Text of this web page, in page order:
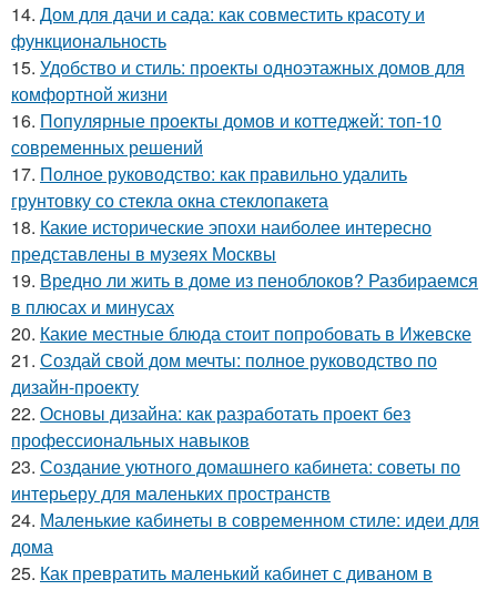
14. Дом для дачи и сада: как совместить красоту и
функциональность
15. Удобство и стиль: проекты одноэтажных домов для
комфортной жизни
16. Популярные проекты домов и коттеджей: топ-10
современных решений
17. Полное руководство: как правильно удалить
грунтовку со стекла окна стеклопакета
18. Какие исторические эпохи наиболее интересно
представлены в музеях Москвы
19. Вредно ли жить в доме из пеноблоков? Разбираемся
в плюсах и минусах
20. Какие местные блюда стоит попробовать в Ижевске
21. Создай свой дом мечты: полное руководство по
дизайн-проекту
22. Основы дизайна: как разработать проект без
профессиональных навыков
23. Создание уютного домашнего кабинета: советы по
интерьеру для маленьких пространств
24. Маленькие кабинеты в современном стиле: идеи для
дома
25. Как превратить маленький кабинет с диваном в